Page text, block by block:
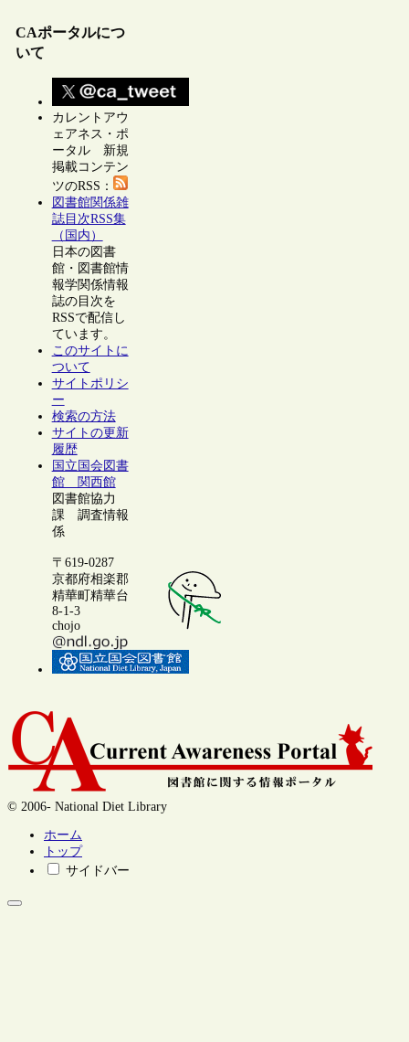
CAポータルにつ
いて
カレントアウ
ェアネス・ポ
ータル 新規
掲載コンテン
ツのRSS：
図書館関係雑
誌目次RSS集
（国内）
日本の図書
館・図書館情
報学関係情報
誌の目次を
RSSで配信し
ています。
このサイトに
ついて
サイトポリシ
ー
検索の方法
サイトの更新
履歴
国立国会図書
館 関西館
図書館協力
課 調査情報
係
〒619-0287
京都府相楽郡
精華町精華台
8-1-3
chojo
© 2006- National Diet Library
ホーム
トップ
サイドバー